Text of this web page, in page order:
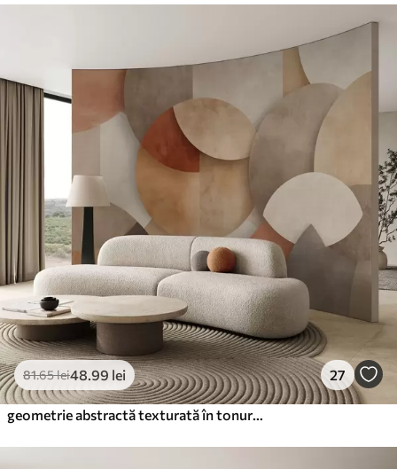
81.65lei48 .99 lei 27